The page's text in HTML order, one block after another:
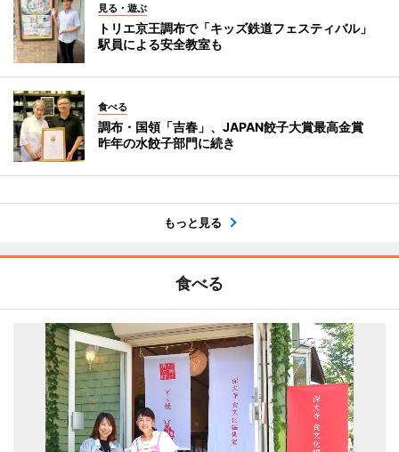
見る・遊ぶ
トリエ京王調布で「キッズ鉄道フェスティバル」
駅員による安全教室も
食べる
調布・国領「吉春」、JAPAN餃子大賞最高金賞
昨年の水餃子部門に続き
もっと見る
食べる